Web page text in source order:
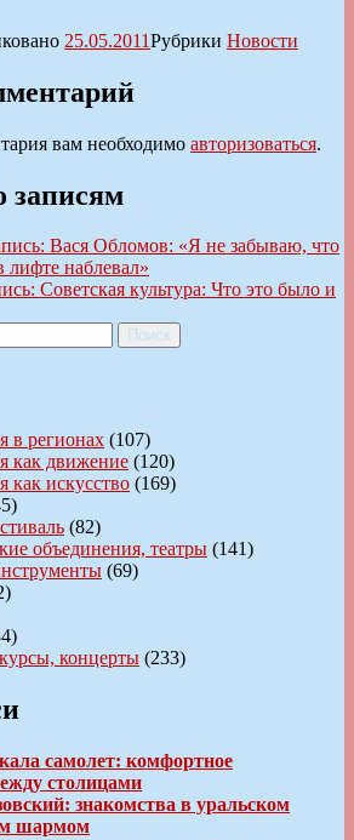
25.05.2011Рубрики Новости
вам необходимо авторизоваться.
записям
Вася Обломов: «Я не забываю, что
наблевал»
Советская культура: Что это было и
Поиск
в регионах (107)
как движение (120)
как искусство (169)
(82)
объединения, театры (141)
(69)
концерты (233)
самолет: комфортное
столицами
знакомства в уральском
шармом